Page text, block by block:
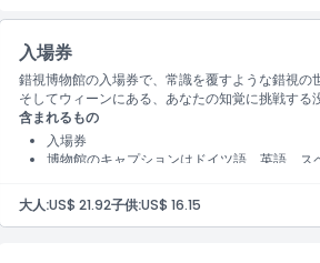
営業時間
注意事項
行き方
入場券
錯視博物館の入場券で、常識を覆すような錯視の
そしてウィーンにある、あなたの知覚に挑戦する
含まれるもの
入場券
博物館のキャプションはドイツ語、英語、
大人:US$ 21.92子供:US$ 16.15